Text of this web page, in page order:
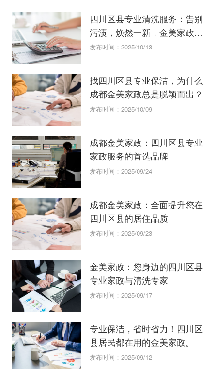
四川区县专业清洗服务：告别
污渍，焕然一新，金美家政这
样做！
发布时间：2025/10/13
找四川区县专业保洁，为什么
成都金美家政总是脱颖而出？
发布时间：2025/10/09
成都金美家政：四川区县专业
家政服务的首选品牌
发布时间：2025/09/24
成都金美家政：全面提升您在
四川区县的居住品质
发布时间：2025/09/23
金美家政：您身边的四川区县
专业家政与清洗专家
发布时间：2025/09/17
专业保洁，省时省力！四川区
县居民都在用的金美家政。
发布时间：2025/09/12